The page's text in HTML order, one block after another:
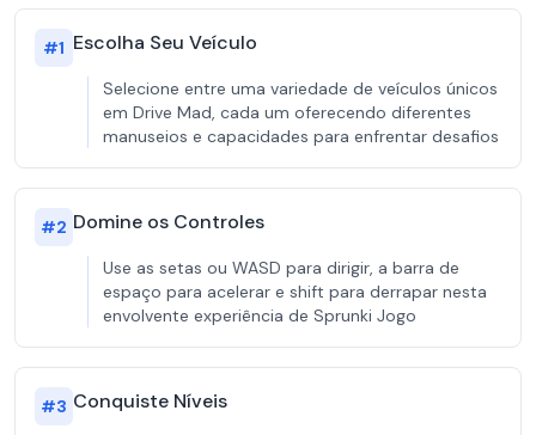
#1 Escolha Seu Veículo
Selecione entre uma variedade de veículos únicos
em Drive Mad, cada um oferecendo diferentes
manuseios e capacidades para enfrentar desafios
#2 Domine os Controles
Use as setas ou WASD para dirigir, a barra de
espaço para acelerar e shift para derrapar nesta
envolvente experiência de Sprunki Jogo
#3 Conquiste Níveis